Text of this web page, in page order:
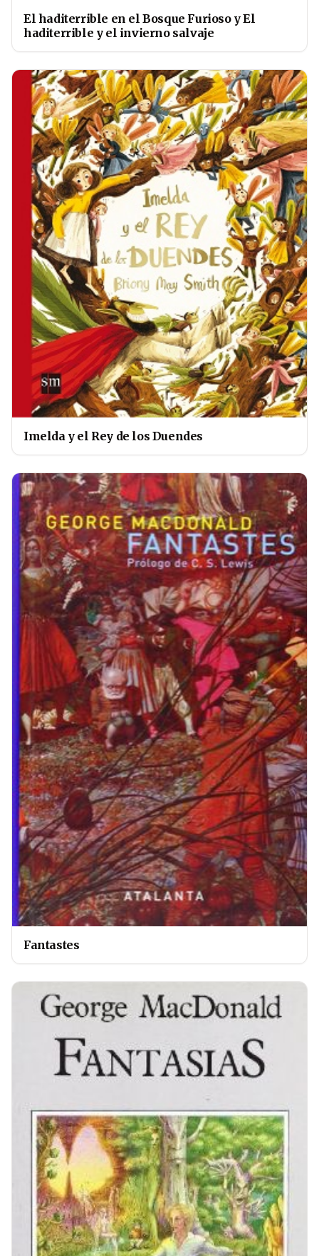
El haditerrible en el Bosque Furioso y El
haditerrible y el invierno salvaje
Imelda y el Rey de los Duendes
Fantastes